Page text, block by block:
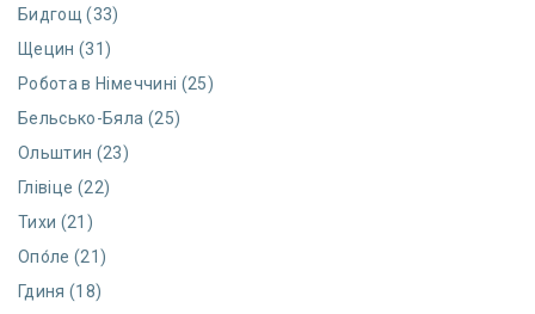
Бидгощ (33)
Щецин (31)
Робота в Німеччині (25)
Бельсько-Бяла (25)
Ольштин (23)
Глівіце (22)
Тихи (21)
Опо́ле (21)
Гдиня (18)